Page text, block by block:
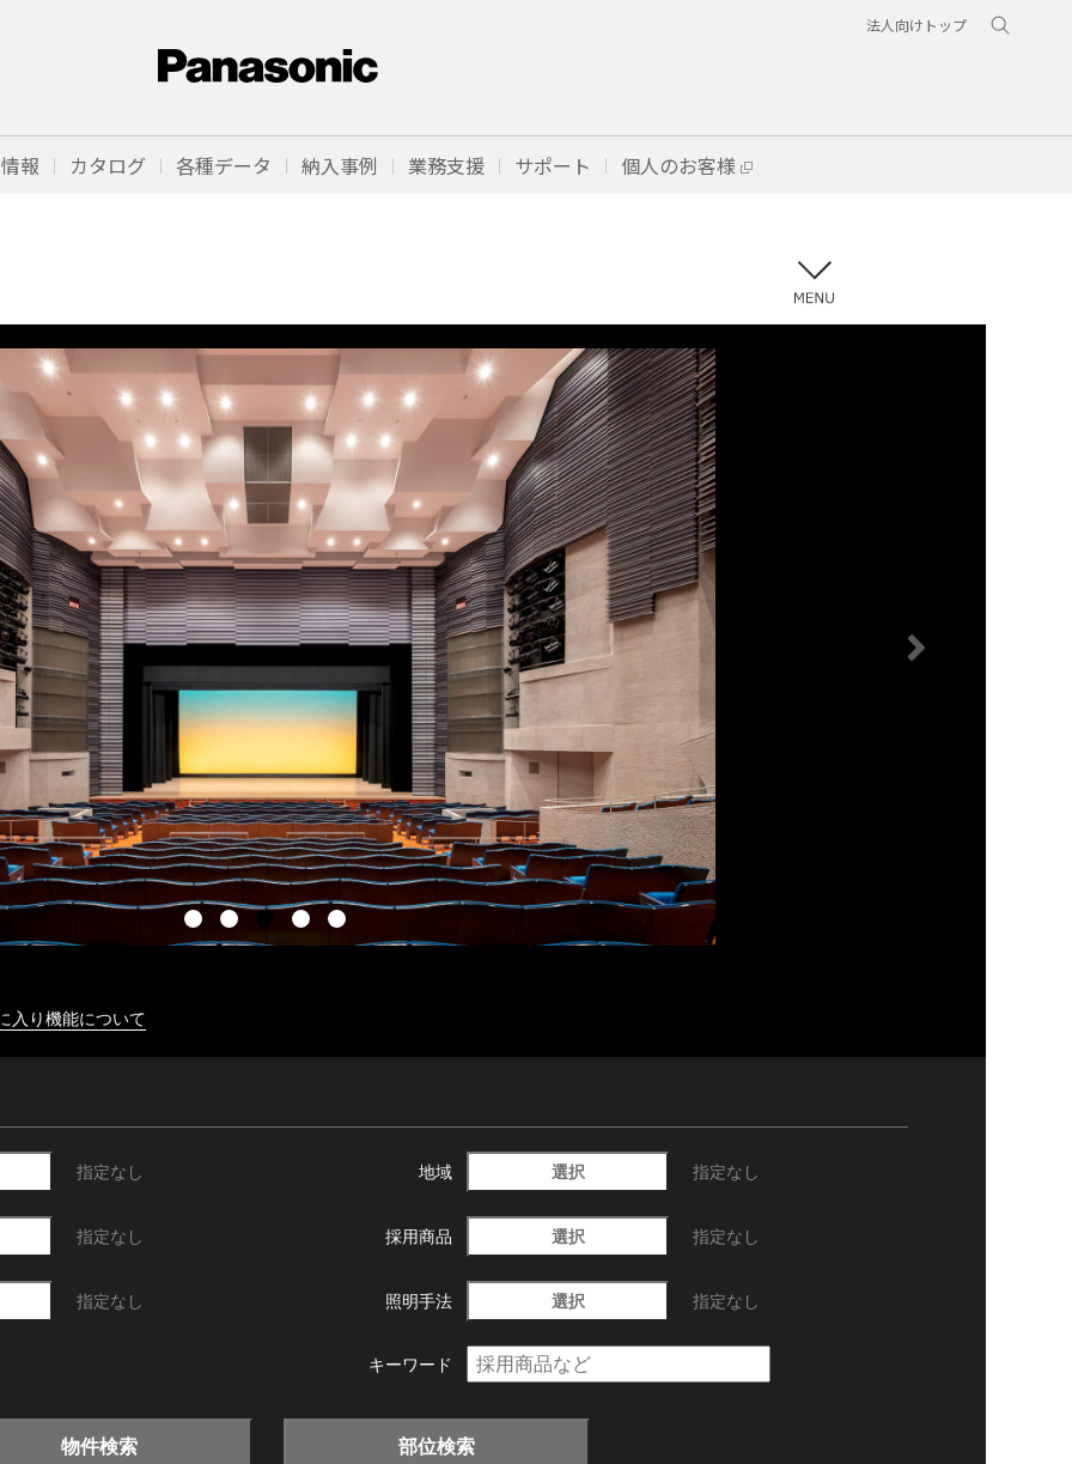
法人向けトップ
報 カタログ 各種データ 納入事例 業務支援 サポート 個人のお客様
入り機能について
指定なし 地域 選択 指定なし
指定なし 採用商品 選択 指定なし
指定なし 照明手法 選択 指定なし
キーワード
物件検索 部位検索